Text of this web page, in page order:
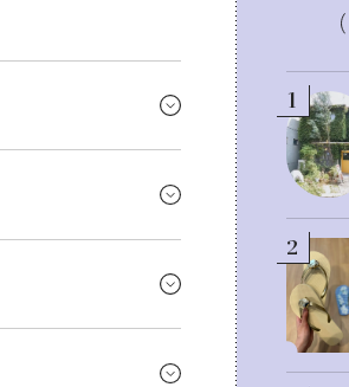
的な可能性もあるみた
じつは良縁で、もった
るはずなんだ。学んだ
1
2